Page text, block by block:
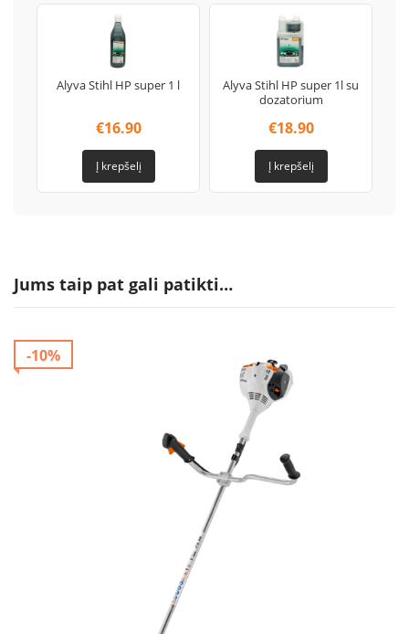
Alyva Stihl HP super 1 l
€16.90
Į krepšelį
Alyva Stihl HP super 1l su
dozatorium
€18.90
Į krepšelį
Jums taip pat gali patikti…
-10%